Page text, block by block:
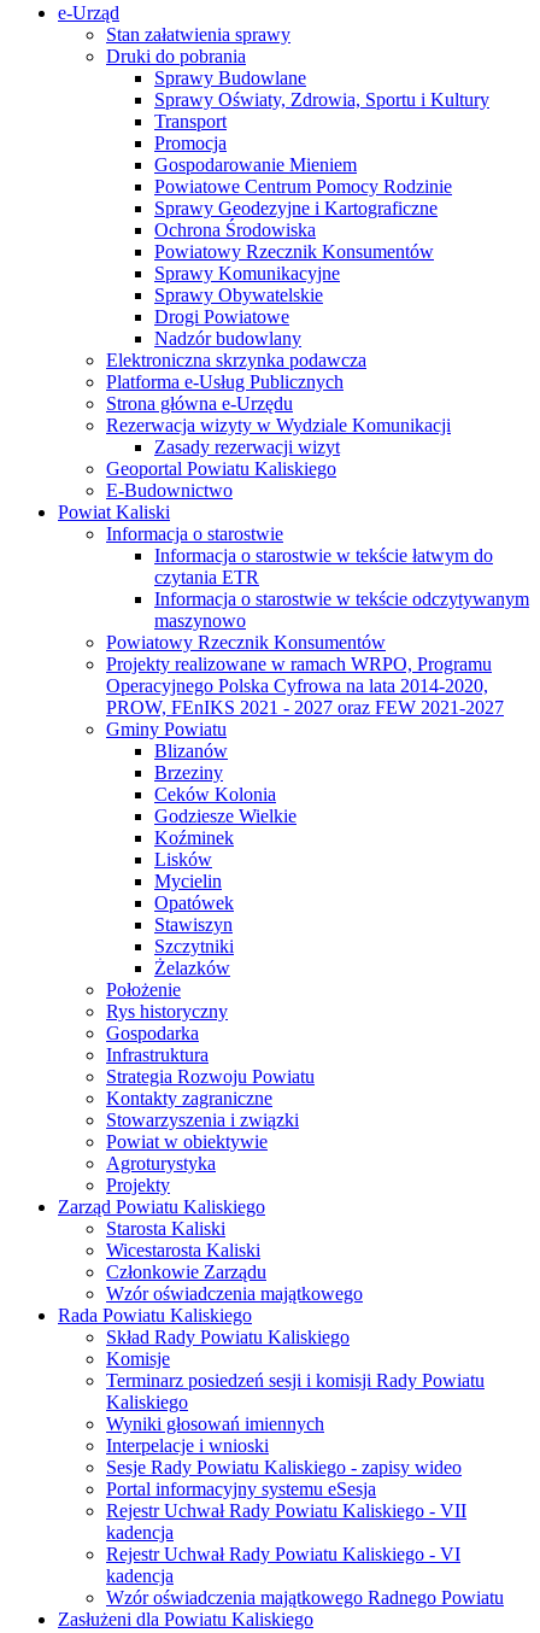
e-Urząd
Stan załatwienia sprawy
Druki do pobrania
Sprawy Budowlane
Sprawy Oświaty, Zdrowia, Sportu i Kultury
Transport
Promocja
Gospodarowanie Mieniem
Powiatowe Centrum Pomocy Rodzinie
Sprawy Geodezyjne i Kartograficzne
Ochrona Środowiska
Powiatowy Rzecznik Konsumentów
Sprawy Komunikacyjne
Sprawy Obywatelskie
Drogi Powiatowe
Nadzór budowlany
Elektroniczna skrzynka podawcza
Platforma e-Usług Publicznych
Strona główna e-Urzędu
Rezerwacja wizyty w Wydziale Komunikacji
Zasady rezerwacji wizyt
Geoportal Powiatu Kaliskiego
E-Budownictwo
Powiat Kaliski
Informacja o starostwie
Informacja o starostwie w tekście łatwym do
czytania ETR
Informacja o starostwie w tekście odczytywanym
maszynowo
Powiatowy Rzecznik Konsumentów
Projekty realizowane w ramach WRPO, Programu
Operacyjnego Polska Cyfrowa na lata 2014-2020,
PROW, FEnIKS 2021 - 2027 oraz FEW 2021-2027
Gminy Powiatu
Blizanów
Brzeziny
Ceków Kolonia
Godziesze Wielkie
Koźminek
Lisków
Mycielin
Opatówek
Stawiszyn
Szczytniki
Żelazków
Położenie
Rys historyczny
Gospodarka
Infrastruktura
Strategia Rozwoju Powiatu
Kontakty zagraniczne
Stowarzyszenia i związki
Powiat w obiektywie
Agroturystyka
Projekty
Zarząd Powiatu Kaliskiego
Starosta Kaliski
Wicestarosta Kaliski
Członkowie Zarządu
Wzór oświadczenia majątkowego
Rada Powiatu Kaliskiego
Skład Rady Powiatu Kaliskiego
Komisje
Terminarz posiedzeń sesji i komisji Rady Powiatu
Kaliskiego
Wyniki głosowań imiennych
Interpelacje i wnioski
Sesje Rady Powiatu Kaliskiego - zapisy wideo
Portal informacyjny systemu eSesja
Rejestr Uchwał Rady Powiatu Kaliskiego - VII
kadencja
Rejestr Uchwał Rady Powiatu Kaliskiego - VI
kadencja
Wzór oświadczenia majątkowego Radnego Powiatu
Zasłużeni dla Powiatu Kaliskiego